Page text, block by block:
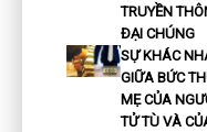
TRUYỀN
ĐẠI CHÚNG
SỰ KHÁC
GIỮA BỨC
MẸ CỦA
TỬ TÙ VÀ